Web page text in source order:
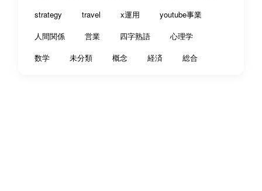
strategy
travel x運用
youtube事業
人間関係
営業 四字熟語
心理学
数学
未分類 概念 経済 総合